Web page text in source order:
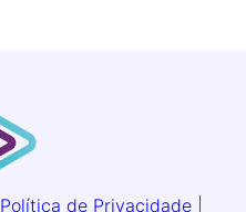
Política de Privacidade